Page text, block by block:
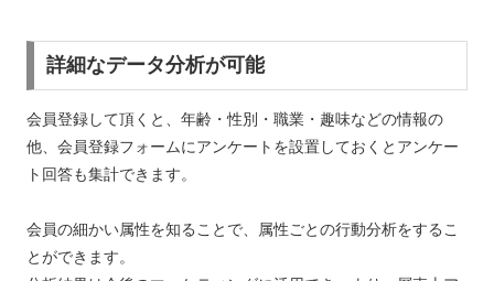
詳細なデータ分析が可能
会員登録して頂くと、年齢・性別・職業・趣味などの情報の
他、会員登録フォームにアンケートを設置しておくとアンケー
ト回答も集計できます。
会員の細かい属性を知ることで、属性ごとの行動分析をするこ
とができます。